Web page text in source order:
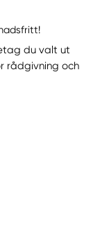
du valt ut
rådgivning och